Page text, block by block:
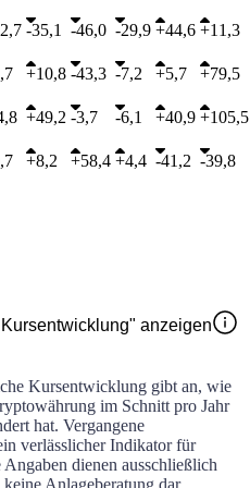
-35,1 -46,0 -29,9 +44,6 +11,3
+10,8 -43,3 -7,2 +5,7 +79,5
+49,2 -3,7 -6,1 +40,9 +105,5
+8,2 +58,4 +4,4 -41,2 -39,8
anzeigen
Kursentwicklung gibt an, wie
im Schnitt pro Jahr
hat. Vergangene
verlässlicher Indikator für
dienen ausschließlich